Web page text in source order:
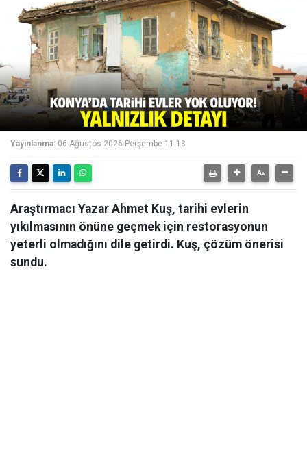
Yayınlanma: 06 Ağustos 2026 Perşembe 11:13
Araştırmacı Yazar Ahmet Kuş, tarihi evlerin
yıkılmasının önüne geçmek için restorasyonun
yeterli olmadığını dile getirdi. Kuş, çözüm önerisi
sundu.